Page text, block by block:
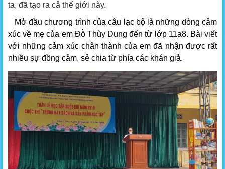
ta, đã tạo ra cả thế giới này.
Mở đầu chương trình của câu lạc bộ là những dòng cảm
xúc về mẹ của em Đỗ Thùy Dung đến từ lớp 11a8. Bài viết
với những cảm xúc chân thành của em đã nhận được rất
nhiều sự đồng cảm, sẻ chia từ phía các khán giả.